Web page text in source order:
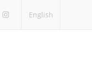
English